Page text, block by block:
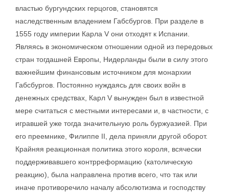
властью бургундских герцогов, становятся
наследственным владением Габсбургов. При разделе в
1555 году империи Карла V они отходят к Испании.
Являясь в экономическом отношении одной из передовых
стран тогдашней Европы, Нидерланды были в силу этого
важнейшим финансовым источником для монархии
Габсбургов. Постоянно нуждаясь для своих войн в
денежных средствах, Карл V вынужден был в известной
мере считаться с местными интересами и, в частности, с
игравшей уже тогда значительную роль буржуазией. При
его преемнике, Филиппе II, дела приняли другой оборот.
Крайняя реакционная политика этого короля, всячески
поддерживавшего контрреформацию (католическую
реакцию), была направлена против всего, что так или
иначе противоречило началу абсолютизма и господству